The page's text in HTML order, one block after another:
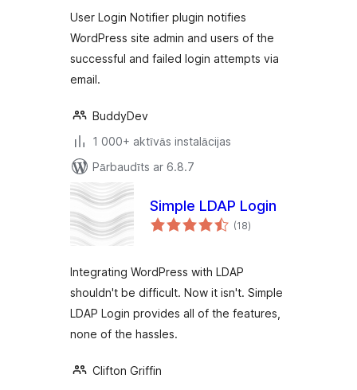
User Login Notifier plugin notifies
WordPress site admin and users of the
successful and failed login attempts via
email.
BuddyDev
1 000+ aktīvās instalācijas
Pārbaudīts ar 6.8.7
Simple LDAP Login
(18vērtējumu
kopsumma
)
Integrating WordPress with LDAP
shouldn't be difficult. Now it isn't. Simple
LDAP Login provides all of the features,
none of the hassles.
Clifton Griffin